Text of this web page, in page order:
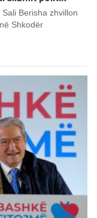
Berisha zhvillon
Shkodër